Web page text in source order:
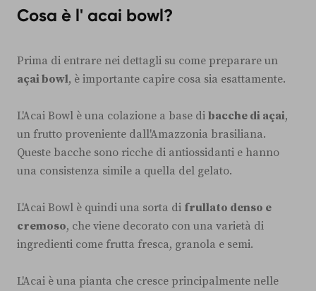
Cosa è l' acai bowl?
Prima di entrare nei dettagli su come preparare un
açai bowl, è importante capire cosa sia esattamente.
L'Acai Bowl è una colazione a base di bacche di açai,
un frutto proveniente dall'Amazzonia brasiliana.
Queste bacche sono ricche di antiossidanti e hanno
una consistenza simile a quella del gelato.
L'Acai Bowl è quindi una sorta di frullato denso e
cremoso, che viene decorato con una varietà di
ingredienti come frutta fresca, granola e semi.
L'Acai è una pianta che cresce principalmente nelle